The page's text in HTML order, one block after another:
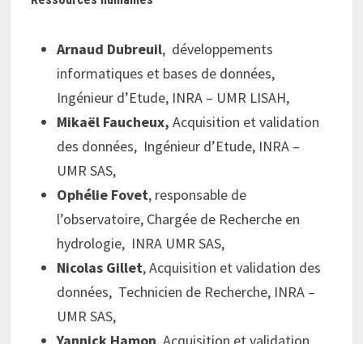
Arnaud Dubreuil, développements
informatiques et bases de données,
Ingénieur d’Etude, INRA – UMR LISAH,
Mikaël Faucheux, Acquisition et validation
des données, Ingénieur d’Etude, INRA –
UMR SAS,
Ophélie Fovet, responsable de
l’observatoire, Chargée de Recherche en
hydrologie, INRA UMR SAS,
Nicolas Gillet, Acquisition et validation des
données, Technicien de Recherche, INRA –
UMR SAS,